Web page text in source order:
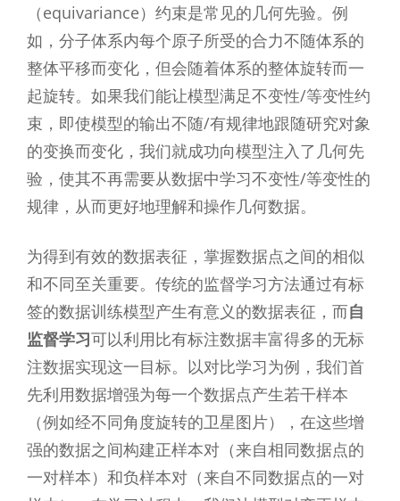
（equivariance）约束是常见的几何先验。例
如，分子体系内每个原子所受的合力不随体系的
整体平移而变化，但会随着体系的整体旋转而一
起旋转。如果我们能让模型满足不变性/等变性约
束，即使模型的输出不随/有规律地跟随研究对象
的变换而变化，我们就成功向模型注入了几何先
验，使其不再需要从数据中学习不变性/等变性的
规律，从而更好地理解和操作几何数据。
为得到有效的数据表征，掌握数据点之间的相似
和不同至关重要。传统的监督学习方法通过有标
签的数据训练模型产生有意义的数据表征，而自
监督学习可以利用比有标注数据丰富得多的无标
注数据实现这一目标。以对比学习为例，我们首
先利用数据增强为每一个数据点产生若干样本
（例如经不同角度旋转的卫星图片），在这些增
强的数据之间构建正样本对（来自相同数据点的
一对样本）和负样本对（来自不同数据点的一对